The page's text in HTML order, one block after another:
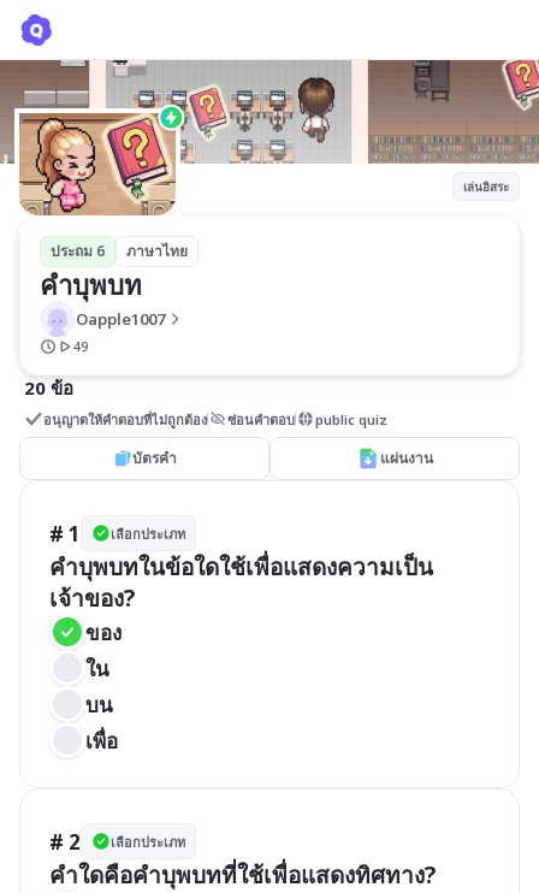
เล่นอิสระ
ประถม 6 ภาษาไทย
คำบุพบท
Oapple1007
49
20 ข้อ
อนุญาตให้คำตอบที่ไม่ถูกต้อง ซ่อนคำตอบ public quiz
บัตรคำ แผ่นงาน
# 1 เลือกประเภท
คำบุพบทในข้อใดใช้เพื่อแสดงความเป็น
เจ้าของ?
ของ
ใน
บน
เพื่อ
# 2 เลือกประเภท
คำใดคือคำบุพบทที่ใช้เพื่อแสดงทิศทาง?